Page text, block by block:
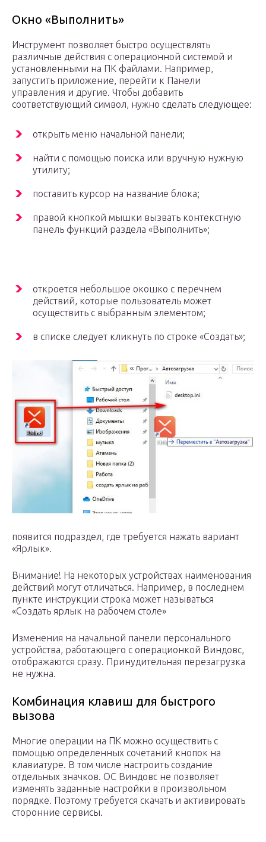
Окно «Выполнить»
Инструмент позволяет быстро осуществлять
различные действия с операционной системой и
установленными на ПК файлами. Например,
запустить приложение, перейти к Панели
управления и другие. Чтобы добавить
соответствующий символ, нужно сделать следующее:
открыть меню начальной панели;
найти с помощью поиска или вручную нужную
утилиту;
поставить курсор на название блока;
правой кнопкой мышки вызвать контекстную
панель функций раздела «Выполнить»;
откроется небольшое окошко с перечнем
действий, которые пользователь может
осуществить с выбранным элементом;
в списке следует кликнуть по строке «Создать»;
появится подраздел, где требуется нажать вариант
«Ярлык».
Внимание! На некоторых устройствах наименования
действий могут отличаться. Например, в последнем
пункте инструкции строка может называться
«Создать ярлык на рабочем столе»
Изменения на начальной панели персонального
устройства, работающего с операционкой Виндовс,
отображаются сразу. Принудительная перезагрузка
не нужна.
Комбинация клавиш для быстрого
вызова
Многие операции на ПК можно осуществить с
помощью определенных сочетаний кнопок на
клавиатуре. В том числе настроить создание
отдельных значков. ОС Виндовс не позволяет
изменять заданные настройки в произвольном
порядке. Поэтому требуется скачать и активировать
сторонние сервисы.